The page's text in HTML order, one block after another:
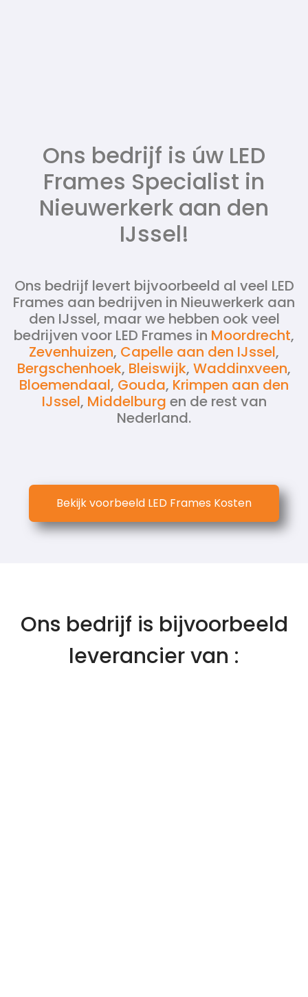
Ons bedrijf is úw LED
Frames Specialist in
Nieuwerkerk aan den
IJssel!
Ons bedrijf levert bijvoorbeeld al veel LED
Frames aan bedrijven in Nieuwerkerk aan
den IJssel, maar we hebben ook veel
bedrijven voor LED Frames in Moordrecht,
Zevenhuizen, Capelle aan den IJssel,
Bergschenhoek, Bleiswijk, Waddinxveen,
Bloemendaal, Gouda, Krimpen aan den
IJssel, Middelburg en de rest van
Nederland.
Bekijk voorbeeld LED Frames Kosten
Ons bedrijf is bijvoorbeeld
leverancier van :